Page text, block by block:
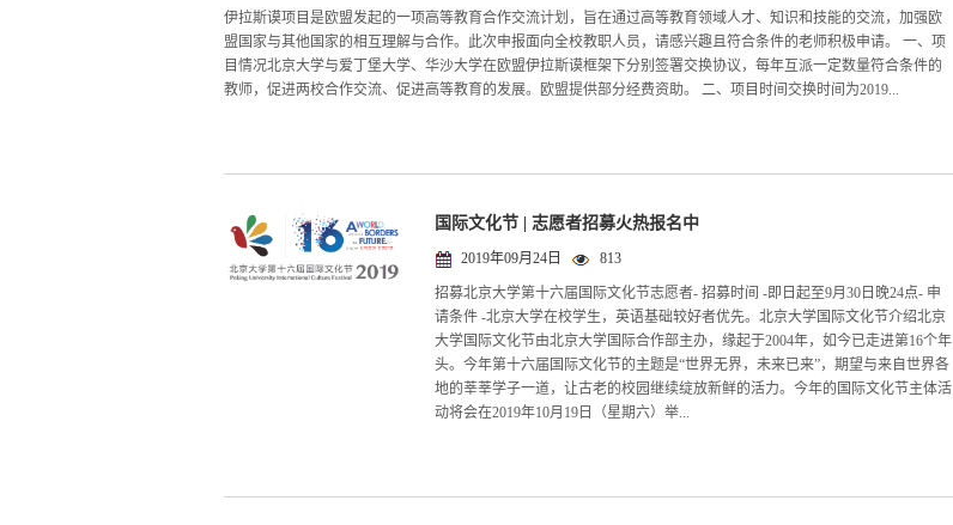
伊拉斯谟项目是欧盟发起的一项高等教育合作交流计划，旨在通过高等教育领域人才、知识和技能的交流，加强欧
盟国家与其他国家的相互理解与合作。此次申报面向全校教职人员，请感兴趣且符合条件的老师积极申请。 一、项
目情况北京大学与爱丁堡大学、华沙大学在欧盟伊拉斯谟框架下分别签署交换协议，每年互派一定数量符合条件的
教师，促进两校合作交流、促进高等教育的发展。欧盟提供部分经费资助。 二、项目时间交换时间为2019...
国际文化节 | 志愿者招募火热报名中
2019年09月24日 813
招募北京大学第十六届国际文化节志愿者- 招募时间 -即日起至9月30日晚24点- 申
请条件 -北京大学在校学生，英语基础较好者优先。北京大学国际文化节介绍北京
大学国际文化节由北京大学国际合作部主办，缘起于2004年，如今已走进第16个年
头。今年第十六届国际文化节的主题是“世界无界，未来已来”，期望与来自世界各
地的莘莘学子一道，让古老的校园继续绽放新鲜的活力。今年的国际文化节主体活
动将会在2019年10月19日（星期六）举...